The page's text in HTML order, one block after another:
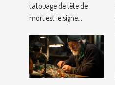
tatouage de tête de
mort est le signe...